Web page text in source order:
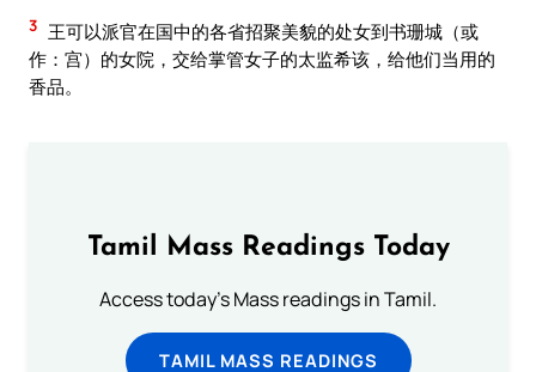
3 王可以派官在国中的各省招聚美貌的处女到书珊城（或
作：宫）的女院，交给掌管女子的太监希该，给他们当用的
香品。
Tamil Mass Readings Today
Access today's Mass readings in Tamil.
TAMIL MASS READINGS